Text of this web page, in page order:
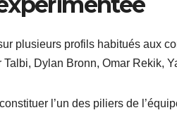
plusieurs profils habitués aux
Dylan Bronn, Omar Rekik,
l’un des piliers de